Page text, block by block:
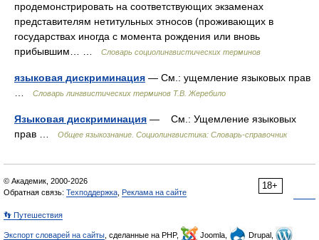
продемонстрировать на соответствующих экзаменах
представителям нетитульных этносов (проживающих в
государствах иногда с момента рождения или вновь
прибывшим… …
Словарь социолингвистических терминов
языковая дискриминация — См.: ущемление языковых прав
Словарь лингвистических терминов Т.В. Жеребило
Языковая дискриминация — См.: Ущемление языковых
прав …
Общее языкознание. Социолингвистика: Словарь-справочник
18+
© Академик, 2000-2026
Обратная связь: Техподдержка Реклама на сайте
👣 Путешествия
Экспорт словарей на сайты , сделанные на PHP, Joomla,
Drupal,